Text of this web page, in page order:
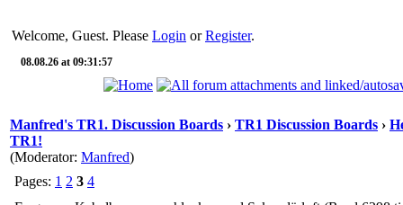
Welcome, Guest. Please Login orRegister.
08.08.26 at 09:31:57
Manfred's TR1. Discussion Boards › TR1 Discussion Boards ›
TR1!
(Moderator: Manfred)
Pages: 1 2 3 4